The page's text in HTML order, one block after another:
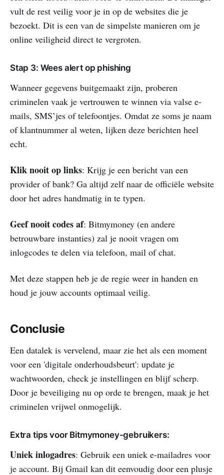
vult de rest veilig voor je in op de websites die je
bezoekt. Dit is een van de simpelste manieren om je
online veiligheid direct te vergroten.
Stap 3: Wees alert op phishing
Wanneer gegevens buitgemaakt zijn, proberen
criminelen vaak je vertrouwen te winnen via valse e-
mails, SMS’jes of telefoontjes. Omdat ze soms je naam
of klantnummer al weten, lijken deze berichten heel
echt.
Klik nooit op links: Krijg je een bericht van een
provider of bank? Ga altijd zelf naar de officiële website
door het adres handmatig in te typen.
Geef nooit codes af: Bitmymoney (en andere
betrouwbare instanties) zal je nooit vragen om
inlogcodes te delen via telefoon, mail of chat.
Met deze stappen heb je de regie weer in handen en
houd je jouw accounts optimaal veilig.
Conclusie
Een datalek is vervelend, maar zie het als een moment
voor een 'digitale onderhoudsbeurt': update je
wachtwoorden, check je instellingen en blijf scherp.
Door je beveiliging nu op orde te brengen, maak je het
criminelen vrijwel onmogelijk.
Extra tips voor Bitmymoney-gebruikers:
Uniek inlogadres: Gebruik een uniek e-mailadres voor
je account. Bij Gmail kan dit eenvoudig door een plusje